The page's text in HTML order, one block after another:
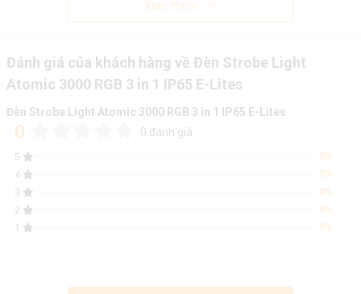
Xem thêm
Đánh giá của khách hàng về Đèn Strobe Light
Atomic 3000 RGB 3 in 1 IP65 E-Lites
Đèn Strobe Light Atomic 3000 RGB 3 in 1 IP65 E-Lites
0 0 đánh giá
5
0%
4
0%
3
0%
2
0%
1
0%